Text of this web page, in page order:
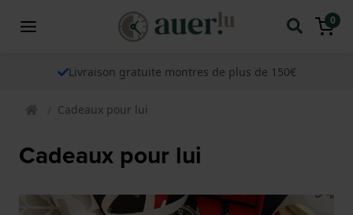
0
Livraison gratuite montres de plus de 150€
Cadeaux pour lui
Cadeaux pour lui